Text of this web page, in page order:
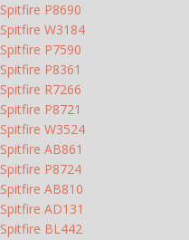
Spitfire P8690
Spitfire W3184
Spitfire P7590
Spitfire P8361
Spitfire R7266
Spitfire P8721
Spitfire W3524
Spitfire AB861
Spitfire P8724
Spitfire AB810
Spitfire AD131
Spitfire BL442